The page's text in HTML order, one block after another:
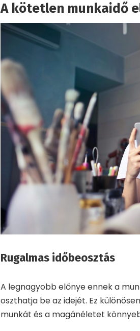
A kötetlen munkaidő
Rugalmas időbeosztás
A legnagyobb előnye ennek a
oszthatja be az idejét. Ez
munkát és a magánéletet